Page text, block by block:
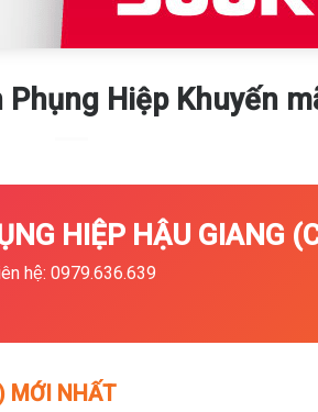
Hiệp Khuyến
HIỆP HẬU GIANG
hệ: 0979.636.639
MỚI NHẤT